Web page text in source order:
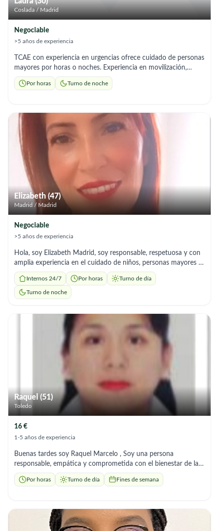
Coslada / Madrid
Negociable
>5 años de experiencia
TCAE con experiencia en urgencias ofrece cuidado de personas
mayores por horas o noches. Experiencia en movilización,
higiene, control básico, acompañamiento hospitalario y
atención a personas dependientes. Responsable, puntual y con
Por horas Turno de noche
Elizabeth (47)
Madrid / Madrid
Negociable
>5 años de experiencia
Hola, soy Elizabeth Madrid, soy responsable, respetuosa y con
amplia experiencia en el cuidado de niños, personas mayores y
limpieza del hogar, ya que en mi pais me dedique por muchos
años a los cuidados de niños adicional tengo 2 hijos que al uno
ser madre vive estas experiencias de manera distinta lo que me
y comprometido, garantizando el bienestar y la seguridad de
las personas a mi cuidado, soy organizada, puntual y con
vocación de servicio. Estoy ofreciendo mis servicios en:
Cuidado de niños (acompañamiento, alimentación, apoyo en
(acompañamiento, apoyo en actividades diarias, supervisión,)
Limpieza general del hogar (orden, aseo profundo,
mantenimiento) en empresas o casas de familia Estoy
disponible en cualquier horario que me necesiten estoy a
disponibilidad completa madridliza15@gmail.com Móvil
Internos 24/7 Por horas Turno de día
Turno de noche
Raquel (51)
Toledo
16 €
1-5 años de experiencia
Buenas tardes soy Raquel Marcelo , Soy una persona
responsable, empática y comprometida con el bienestar de las
personas. Cuento con formación como Técnica en Enfermería y
experiencia en el cuidado y atención de pacientes, lo que me
salud, el acompañamiento a citas médicas, la administración de
medicamentos siguiendo las indicaciones médicas y las tareas
Por horas Turno de día Fines de semana